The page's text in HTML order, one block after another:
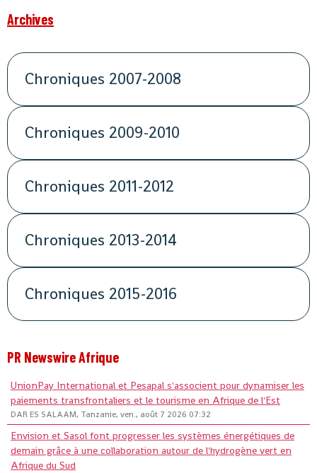
Archives
Chroniques 2007-2008
Chroniques 2009-2010
Chroniques 2011-2012
Chroniques 2013-2014
Chroniques 2015-2016
PR Newswire Afrique
UnionPay International et Pesapal s'associent pour dynamiser les
paiements transfrontaliers et le tourisme en Afrique de l'Est
DAR ES SALAAM, Tanzanie, ven., août 7 2026 07:32
Envision et Sasol font progresser les systèmes énergétiques de
demain grâce à une collaboration autour de l'hydrogène vert en
Afrique du Sud